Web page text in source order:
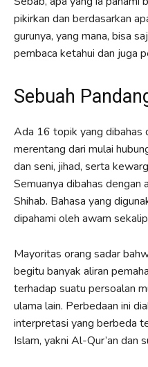
pikirkan dan berdasarkan
gurunya, yang mana, bisa
pembaca ketahui dan juga
Sebuah
Ada 16 topik yang dibahas
merentang dari mulai
dan seni, jihad, serta
Semuanya dibahas dengan
Shihab. Bahasa yang
dipahami oleh awam
Mayoritas orang sadar
begitu banyak aliran
terhadap suatu persoalan
ulama lain. Perbedaan ini
interpretasi yang berbeda
Islam, yakni Al-Qur’an dan